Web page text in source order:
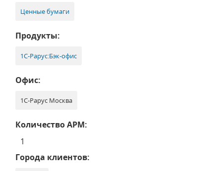
Ценные бумаги
Продукты:
1С-Рарус:Бэк-офис
Офис:
1С-Рарус Москва
Количество АРМ:
1
Города клиентов: